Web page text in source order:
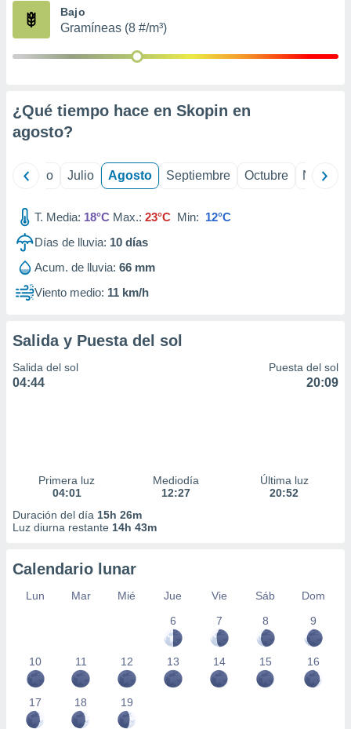
publicidad
1199
Bajo
Gramíneas (8 #/m³)
¿Qué tiempo hace en Skopin en
agosto?
Junio Julio Agosto Septiembre Octubre
T. Media: 18°C Max.: 23°C Min: 12°C
Días de lluvia: 10 días
Acum. de lluvia: 66 mm
Viento medio: 11 km/h
Salida y Puesta del sol
Salida del sol
04:44
Puesta del sol
20:09
Primera luz
04:01
Mediodía
12:27
Última luz
20:52
Duración del día 15h 26m
Luz diurna restante 14h 43m
Calendario lunar
Lun Mar Mié Jue Vie Sáb
Dom
6
7 8 9
10 11 12 13 14 15 16
17 18 19